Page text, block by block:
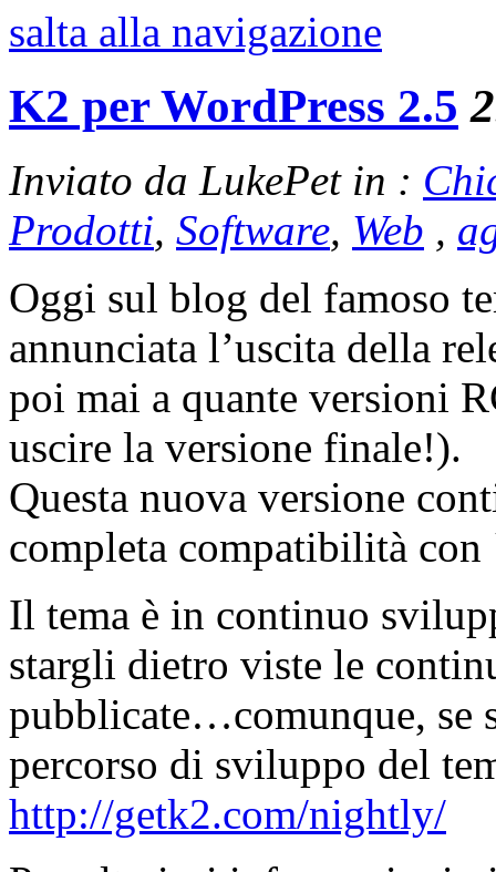
salta alla navigazione
K2 per WordPress 2.5
Inviato da LukePet in :
Prodotti, Software, Web ,
Oggi sul blog del famoso
annunciata l’uscita della
poi mai a quante versioni
uscire la versione finale!).
Questa nuova versione
completa compatibilità con
Il tema è in continuo
stargli dietro viste le
pubblicate…comunque, se
percorso di sviluppo del
http://getk2.com/nightly/